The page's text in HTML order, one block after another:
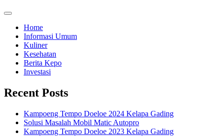
Home
Informasi Umum
Kuliner
Kesehatan
Berita Kepo
Investasi
Recent Posts
Kampoeng Tempo Doeloe 2024 Kelapa Gading
Solusi Masalah Mobil Matic Autopro
Kampoeng Tempo Doeloe 2023 Kelapa Gading